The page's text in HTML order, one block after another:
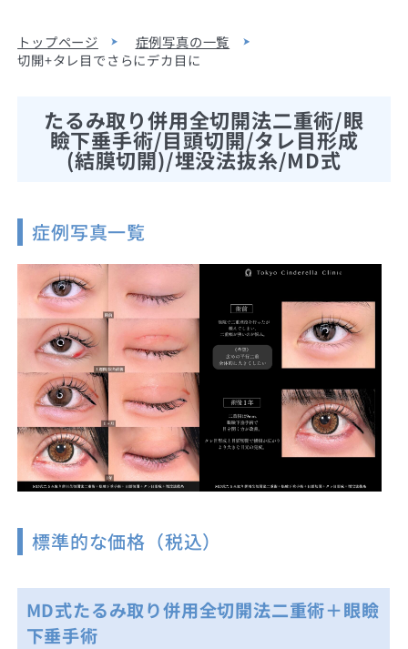
トップページ
症例写真の一覧
切開+タレ目でさらにデカ目に
たるみ取り併用全切開法二重術/眼
瞼下垂手術/目頭切開/タレ目形成
(結膜切開)/埋没法抜糸/MD式
症例写真一覧
標準的な価格（税込）
MD式たるみ取り併用全切開法二重術＋眼瞼
下垂手術